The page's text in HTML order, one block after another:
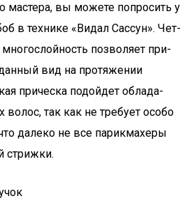
масте­ра, вы може­те попро­сить у
в тех­ни­ке «Видал Сас­сун». Чет­
поз­во­ля­ет при­
вид на про­тя­же­нии
при­чес­ка подой­дет обла­да­
так как не тре­бу­ет осо­бо
дале­ко не все парик­ма­хе­ры
стрижки.